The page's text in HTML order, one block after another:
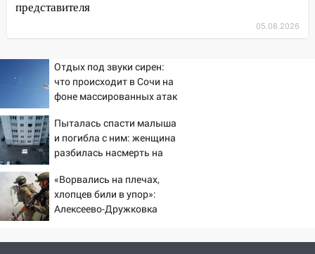
18:14
18:00
экстрим: в Ульяновске пройдет
большой фестиваль «Наше время»
17:30
августа после рабочего дня: список АЗС
17:05
«Обыск» по видеосвязи: в
Ульяновске задержали 19-летнюю
сообщницу мошенников
16:12
Едва не перерезал горло: в
знакомым закончились для женщины
представителя
05.08.2026
Отдых под звуки сирен:
что происходит в Сочи на
фоне массированных атак
Пыталась спасти малыша
и погибла с ним: женщина
разбилась насмерть на
– Новости
«Ворвались на плечах,
хлопцев били в упор»:
Алексеево-Дружковка